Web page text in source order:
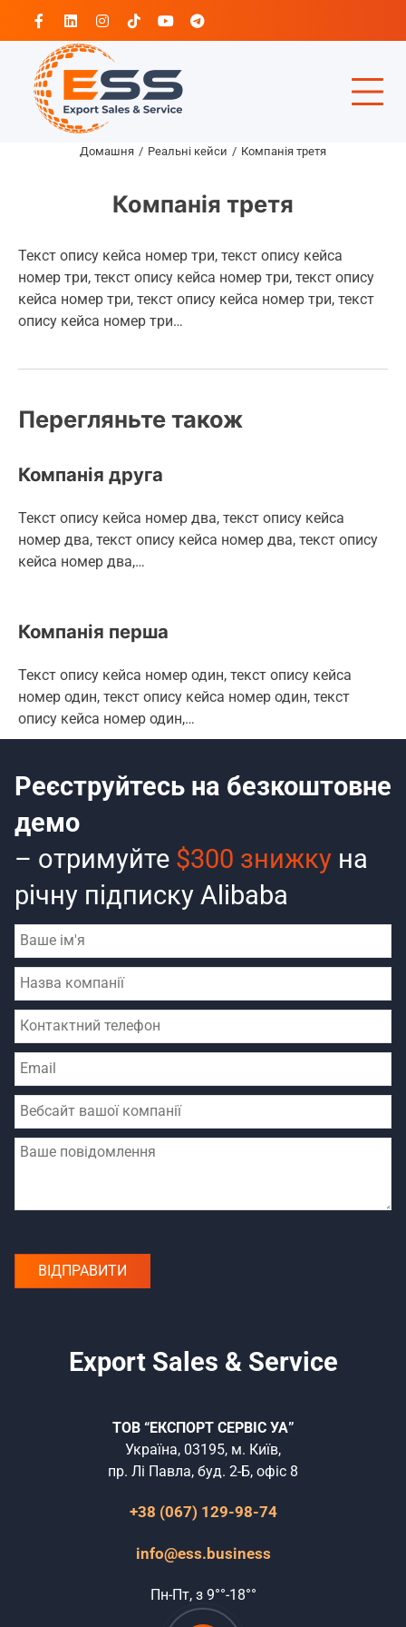
Перейти
Facebook
LinkedinInstagram
TiktokYoutubeTelegram
Домашня Реальні кейси Компанія третя
Компанія третя
Текст опису кейса номер три, текст опису кейса
номер три, текст опису кейса номер три, текст опису
кейса номер три, текст опису кейса номер три, текст
опису кейса номер три…
Перегляньте також
Компанія друга
Текст опису кейса номер два, текст опису кейса
номер два, текст опису кейса номер два, текст опису
кейса номер два,…
Компанія перша
Текст опису кейса номер один, текст опису кейса
номер один, текст опису кейса номер один, текст
опису кейса номер один,…
Реєструйтесь на безкоштовне
демо
– отримуйте $300 знижку на
річну підписку Alibaba
Export Sales & Service
ТОВ “ЕКСПОРТ СЕРВІС УА”
Україна, 03195, м. Київ,
пр. Лі Павла, буд. 2-Б, офіс 8
+38 (067) 129-98-74
info@ess.business
Пн-Пт, з 9°°-18°°